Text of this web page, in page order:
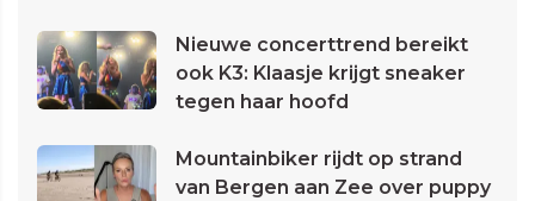
Nieuwe concerttrend bereikt
ook K3: Klaasje krijgt sneaker
tegen haar hoofd
Mountainbiker rijdt op strand
van Bergen aan Zee over puppy